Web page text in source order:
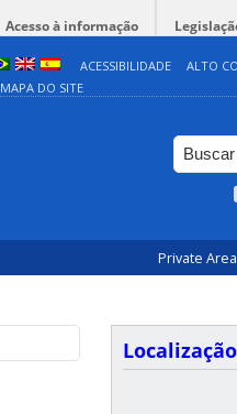
Acesso à informação
ACESSIBILIDADE
ALTO
MAPA DO SITE
Private Area